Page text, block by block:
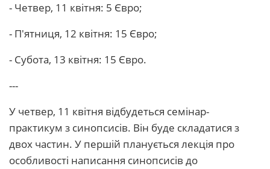
- Четвер, 11 квітня: 5 Євро;
- П'ятниця, 12 квітня: 15 Євро;
- Субота, 13 квітня: 15 Євро.
---
У четвер, 11 квітня відбудеться семінар-
практикум з синопсисів. Він буде складатися з
двох частин. У першій планується лекція про
особливості написання синопсисів до